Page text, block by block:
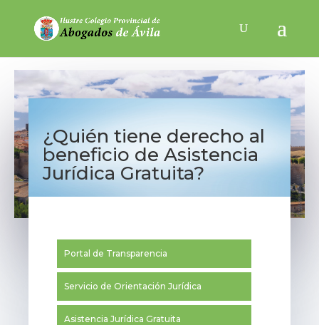
¿Quién tiene derecho al
beneficio de Asistencia
Jurídica Gratuita?
Portal de Transparencia
Servicio de Orientación Jurídica
Asistencia Jurídica Gratuita